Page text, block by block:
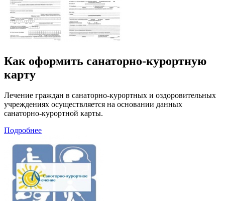
Как оформить санаторно-курортную
карту
Лечение граждан в санаторно-курортных и оздоровительных
учреждениях осуществляется на основании данных
санаторно-курортной карты.
Подробнее